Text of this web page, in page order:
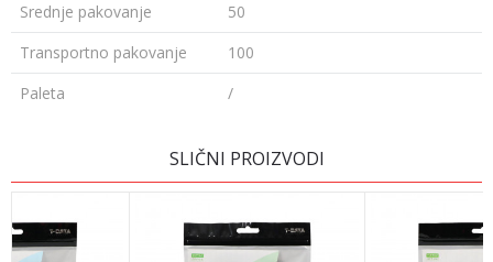
Srednje pakovanje
50
Transportno pakovanje
100
Paleta
/
SLIČNI PROIZVODI